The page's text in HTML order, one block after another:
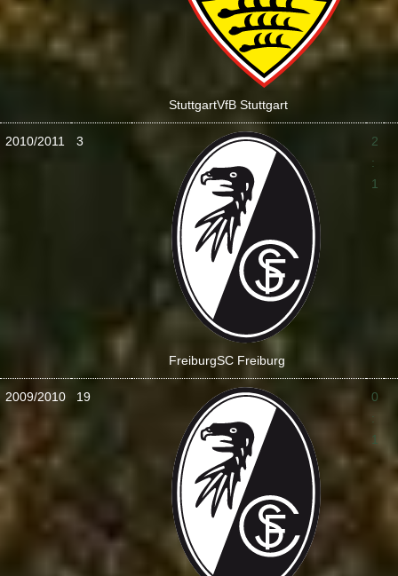
StuttgartVfB Stuttgart
2010/2011 3
FreiburgSC Freiburg
2
:
1
2009/2010 19
0
: